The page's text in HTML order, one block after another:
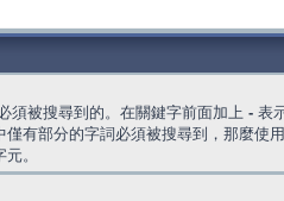
須被搜尋到的。在關鍵字前面加上 - 表
僅有部分的字詞必須被搜尋到，那麼使
。